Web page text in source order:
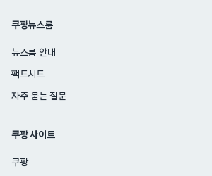
쿠팡뉴스룸
뉴스룸 안내
팩트시트
자주 묻는 질문
쿠팡 사이트
쿠팡